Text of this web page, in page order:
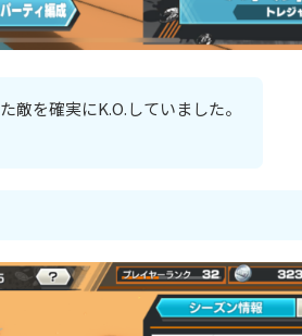
敵を確実にK.O.していました。